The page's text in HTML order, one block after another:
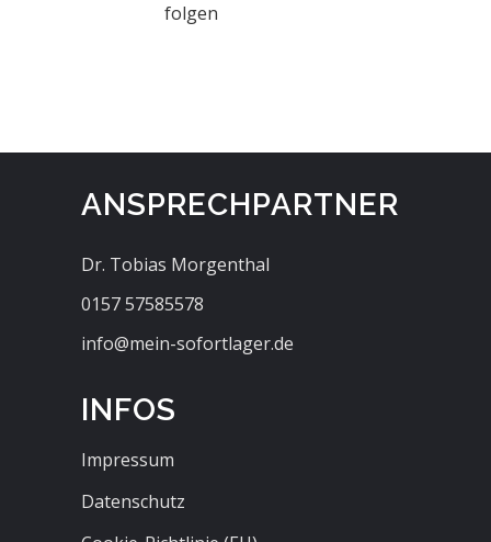
folgen
ANSPRECHPARTNER
Dr. Tobias Morgenthal
0157 57585578
info@mein-sofortlager.de
INFOS
Impressum
Datenschutz